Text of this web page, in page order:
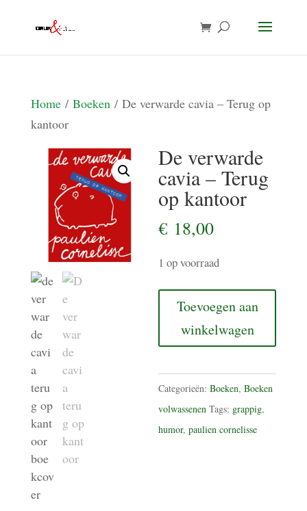
Home/ Boeken/ De verwarde cavia – Terug op
kantoor
De verwarde
cavia – Terug
op kantoor
€ 18,00
1 op voorraad
Terug
op
kantoor
Toevoegen aan
winkelwagen
Categorieën:Boeken,Boeken
volwassenen Tags: grappig,
humor,paulien cornelisse